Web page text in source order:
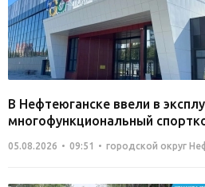
В Нефтеюганске ввели в
многофункциональный
05.08.2026 09:51 городской округ